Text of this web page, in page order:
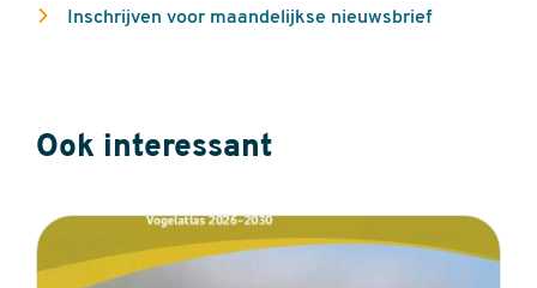
Inschrijven voor maandelijkse nieuwsbrief
Ook interessant